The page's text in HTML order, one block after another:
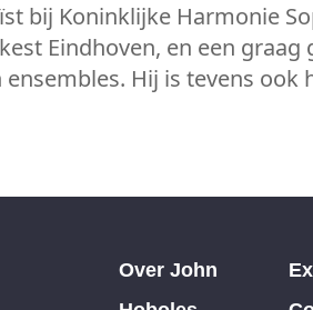
bij Koninklijke Harmonie
Eindhoven, en een graag
Hij is tevens
Over John